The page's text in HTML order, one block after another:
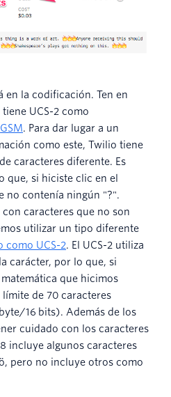
en la codificación. Ten en
UCS-2 como
GSM. Para dar lugar a un
como este, Twilio tiene
caracteres diferente. Es
que, si hiciste clic en el
no contenía ningún "?".
caracteres que no son
utilizar un tipo diferente
como UCS-2. El UCS-2 utiliza
carácter, por lo que, si
que hicimos
de 70 caracteres
16 bits). Además de los
cuidado con los caracteres
incluye algunos caracteres
pero no incluye otros como